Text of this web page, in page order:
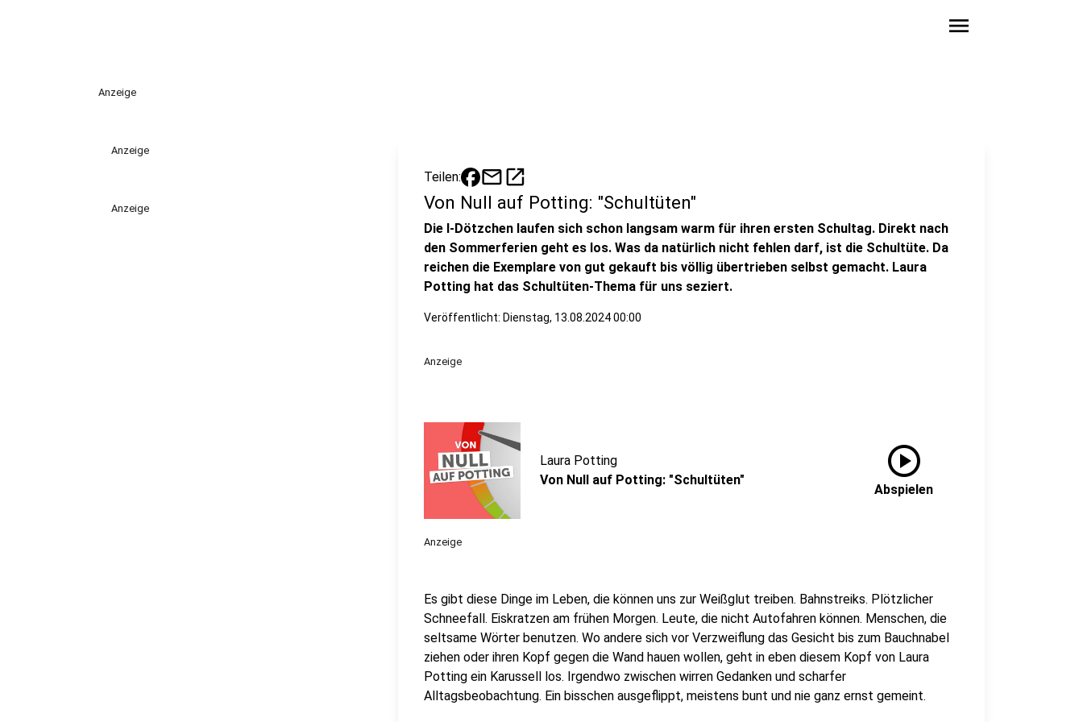
menu
Anzeige
Anzeige
Anzeige
Teilen: mailopen_in_new
Von Null auf Potting: "Schultüten"
Die I-Dötzchen laufen sich schon langsam warm für ihren ersten Schultag. Direkt nach
den Sommerferien geht es los. Was da natürlich nicht fehlen darf, ist die Schultüte. Da
reichen die Exemplare von gut gekauft bis völlig übertrieben selbst gemacht. Laura
Potting hat das Schultüten-Thema für uns seziert.
Veröffentlicht: Dienstag, 13.08.2024 00:00
Anzeige
Laura Potting
Von Null auf Potting: "Schultüten"
play_circle
Abspielen
Anzeige
Es gibt diese Dinge im Leben, die können uns zur Weißglut treiben. Bahnstreiks. Plötzlicher
Schneefall. Eiskratzen am frühen Morgen. Leute, die nicht Autofahren können. Menschen, die
seltsame Wörter benutzen. Wo andere sich vor Verzweiflung das Gesicht bis zum Bauchnabel
ziehen oder ihren Kopf gegen die Wand hauen wollen, geht in eben diesem Kopf von Laura
Potting ein Karussell los. Irgendwo zwischen wirren Gedanken und scharfer
Alltagsbeobachtung. Ein bisschen ausgeflippt, meistens bunt und nie ganz ernst gemeint.